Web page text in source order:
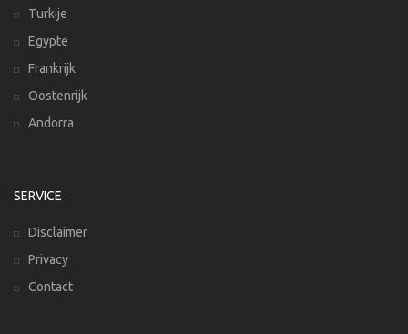
Turkije
Egypte
Frankrijk
Oostenrijk
Andorra
SERVICE
Disclaimer
Privacy
Contact